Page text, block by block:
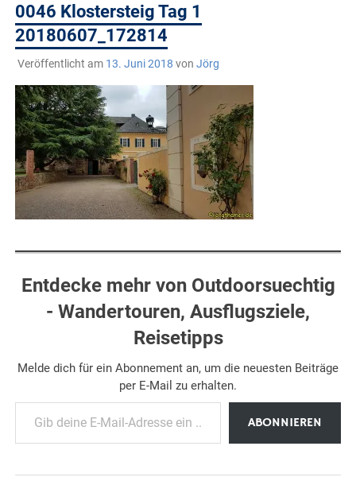
0046 Klostersteig Tag 1
20180607_172814
Veröffentlicht am 13. Juni 2018 von Jörg
Entdecke mehr von Outdoorsuechtig
- Wandertouren, Ausflugsziele,
Reisetipps
Melde dich für ein Abonnement an, um die neuesten Beiträge
per E-Mail zu erhalten.
Gib deine E-Mail-Adresse ein ...
ABONNIEREN